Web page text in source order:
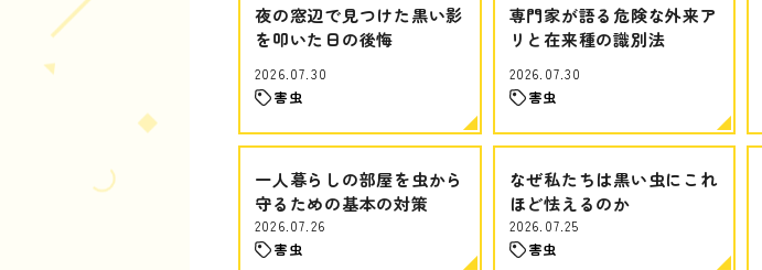
夜の窓辺で見つけた黒い影
を叩いた日の後悔
2026.07.30
害虫
専門家が語る危険な外来ア
リと在来種の識別法
2026.07.30
害虫
一人暮らしの部屋を虫から
守るための基本の対策
2026.07.26
害虫
なぜ私たちは黒い虫にこれ
ほど怯えるのか
2026.07.25
害虫